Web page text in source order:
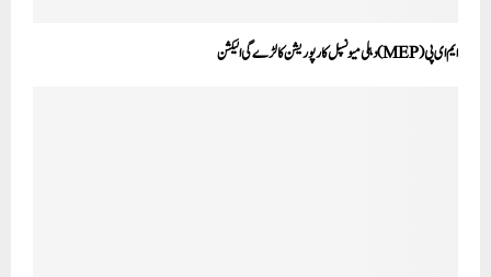
ایم ای پی (MEP) دہلی میونسپل کارپوریشن کا لڑے گی الیکشن